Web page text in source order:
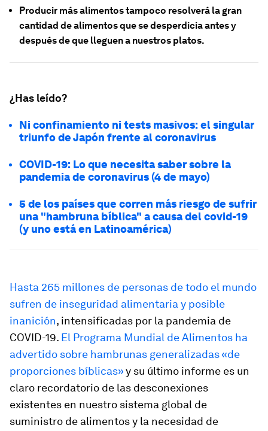
Producir más alimentos tampoco resolverá la gran
cantidad de alimentos que se desperdicia antes y
después de que lleguen a nuestros platos.
¿Has leído?
Ni confinamiento ni tests masivos: el singular
triunfo de Japón frente al coronavirus
COVID-19: Lo que necesita saber sobre la
pandemia de coronavirus (4 de mayo)
5 de los países que corren más riesgo de sufrir
una "hambruna bíblica" a causa del covid-19
(y uno está en Latinoamérica)
Hasta 265 millones de personas de todo el mundo
sufren de inseguridad alimentaria y posible
inanición, intensificadas por la pandemia de
COVID-19. El Programa Mundial de Alimentos ha
advertido sobre hambrunas generalizadas «de
proporciones bíblicas»y su último informe es un
claro recordatorio de las desconexiones
existentes en nuestro sistema global de
suministro de alimentos y la necesidad de